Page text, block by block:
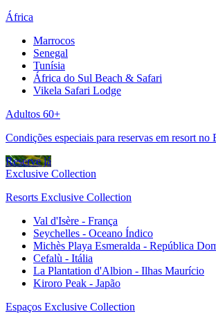
África
Marrocos
Senegal
Tunísia
África do Sul Beach & Safari
Vikela Safari Lodge
Adultos 60+
Condições especiais para reservas em resort no
Reserve já
Exclusive Collection
Resorts Exclusive Collection
Val d'Isère - França
Seychelles - Oceano Índico
Michès Playa Esmeralda - República
Cefalù - Itália
La Plantation d'Albion - Ilhas Maurício
Kiroro Peak - Japão
Espaços Exclusive Collection